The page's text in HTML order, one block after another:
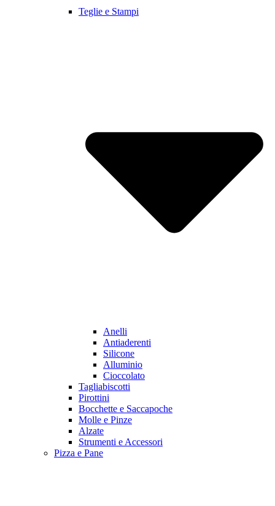
Teglie e Stampi
Anelli
Antiaderenti
Silicone
Alluminio
Cioccolato
Tagliabiscotti
Pirottini
Bocchette e Saccapoche
Molle e Pinze
Alzate
Strumenti e Accessori
Pizza e Pane